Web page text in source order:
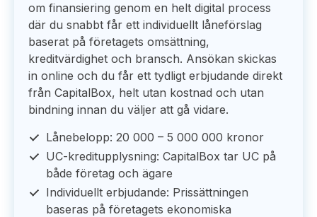
om finansiering genom en helt digital process
där du snabbt får ett individuellt låneförslag
baserat på företagets omsättning,
kreditvärdighet och bransch. Ansökan skickas
in online och du får ett tydligt erbjudande direkt
från CapitalBox, helt utan kostnad och utan
bindning innan du väljer att gå vidare.
Lånebelopp: 20 000 – 5 000 000 kronor
UC-kreditupplysning: CapitalBox tar UC på
både företag och ägare
Individuellt erbjudande: Prissättningen
baseras på företagets ekonomiska